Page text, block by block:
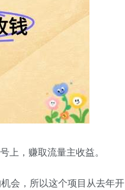
上，赚取流量主收益。
会，所以这个项目从去年开